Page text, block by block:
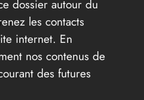
dossier autour du
les contacts
internet. En
nos contenus de
des futures